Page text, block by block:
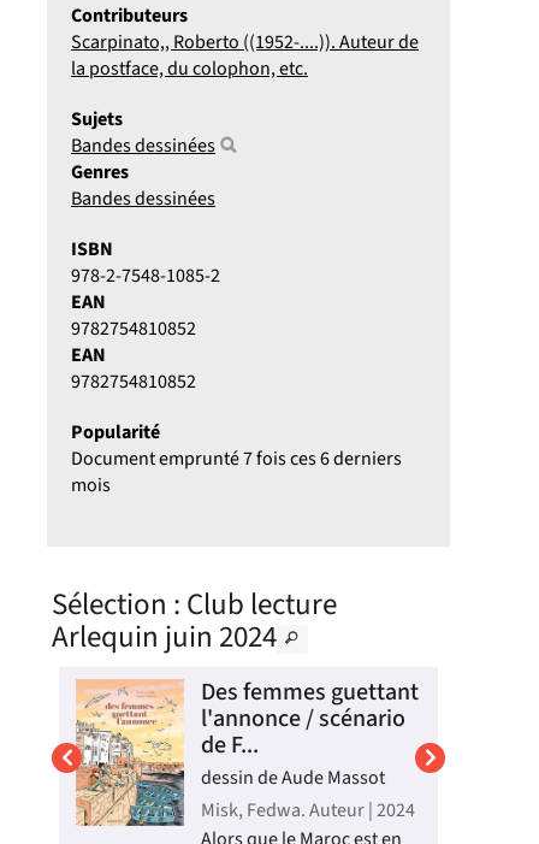
Contributeurs
Scarpinato,, Roberto ((1952-....)). Auteur de
la postface, du colophon, etc.
Sujets
Bandes dessinées
Genres
Bandes dessinées
ISBN
978-2-7548-1085-2
EAN
9782754810852
EAN
9782754810852
Popularité
Document emprunté 7 fois ces 6 derniers
mois
Sélection : Club lecture
Arlequin juin 2024
Des femmes guettant
l'annonce / scénario
de F...
dessin de Aude Massot
Misk, Fedwa. Auteur | 2024